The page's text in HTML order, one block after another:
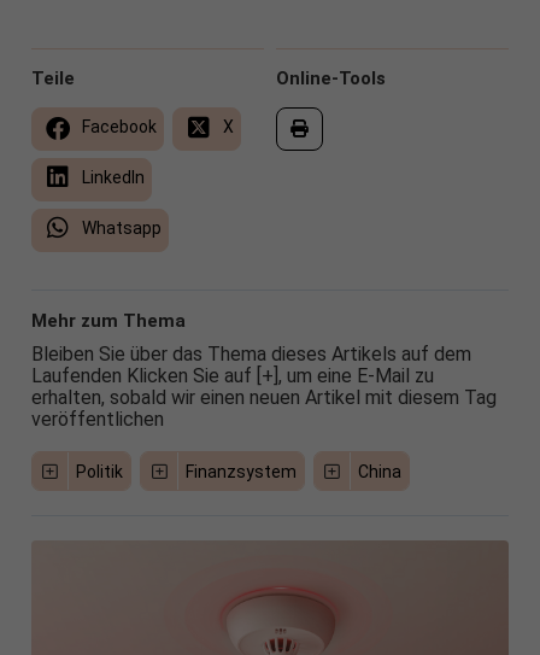
Online-Tools
Teile
Facebook X
LinkedIn
Whatsapp
Mehr zum Thema
Bleiben Sie über das Thema dieses Artikels auf dem
Laufenden Klicken Sie auf [+], um eine E-Mail zu
erhalten, sobald wir einen neuen Artikel mit diesem Tag
veröffentlichen
Politik Finanzsystem China